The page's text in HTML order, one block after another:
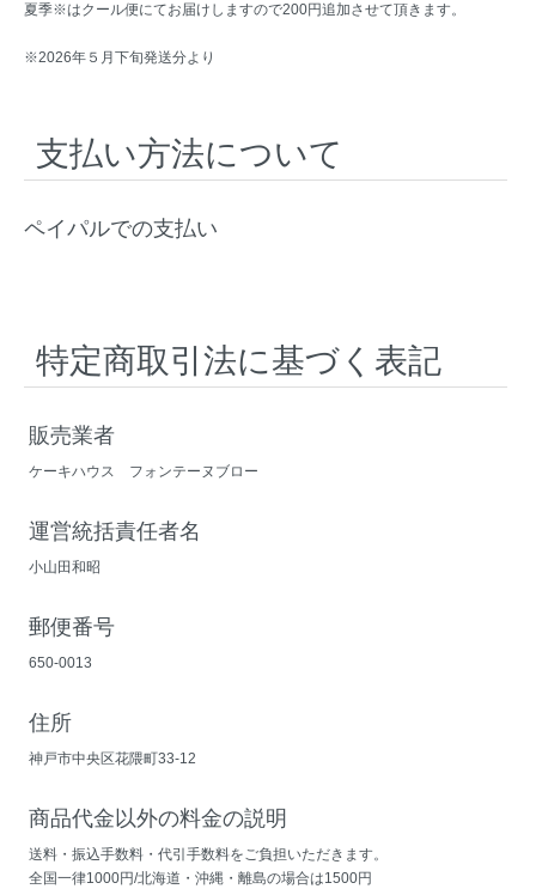
夏季※はクール便にてお届けしますので200円追加させて頂きます。
※2026年５月下旬発送分より
支払い方法について
ペイパルでの支払い
特定商取引法に基づく表記
販売業者
ケーキハウス フォンテーヌブロー
運営統括責任者名
小山田和昭
郵便番号
650-0013
住所
神戸市中央区花隈町33-12
商品代金以外の料金の説明
送料・振込手数料・代引手数料をご負担いただきます。
全国一律1000円/北海道・沖縄・離島の場合は1500円